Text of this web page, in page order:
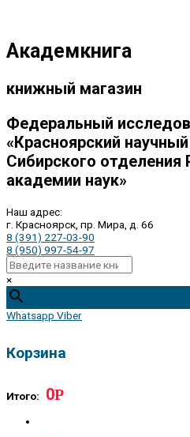
Академкнига
книжный магазин
Федеральный
«Красноярский
Сибирского отделения
академии наук»
Наш адрес:
г. Красноярск, пр. Мира, д. 66
8 (391) 227-03-90
8 (950) 997-54-97
×
Whatsapp Viber
Корзина
Итого: 0Р